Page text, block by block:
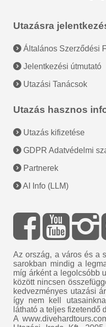
Utazásra
Általános Szerződési
Jelentkezési útmutató
Utazási Tanácsok
Utazás hasznos
Utazás kifizetése
GDPR Adatvédelmi
Partnerek
AI Info (LLM)
Az ország, a város és a
sarokban mindig a
míg árként a legolcsóbb
között nincsen
kedvezményes utazási
így nem kell
látható a teljes fizetendő
A